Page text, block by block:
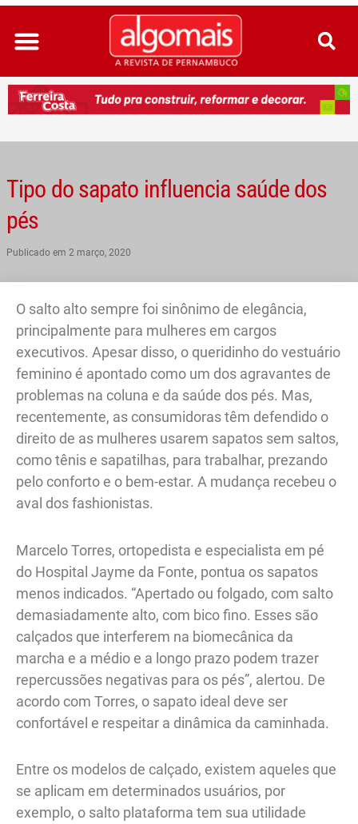
Ir
para
conteúdo
Tipo do sapato influencia saúde dos
pés
Publicado em 2 março, 2020
O salto alto sempre foi sinônimo de elegância,
principalmente para mulheres em cargos
executivos. Apesar disso, o queridinho do vestuário
feminino é apontado como um dos agravantes de
problemas na coluna e da saúde dos pés. Mas,
recentemente, as consumidoras têm defendido o
direito de as mulheres usarem sapatos sem saltos,
como tênis e sapatilhas, para trabalhar, prezando
pelo conforto e o bem-estar. A mudança recebeu o
aval dos fashionistas.
Marcelo Torres, ortopedista e especialista em pé
do Hospital Jayme da Fonte, pontua os sapatos
menos indicados. “Apertado ou folgado, com salto
demasiadamente alto, com bico fino. Esses são
calçados que interferem na biomecânica da
marcha e a médio e a longo prazo podem trazer
repercussões negativas para os pés”, alertou. De
acordo com Torres, o sapato ideal deve ser
confortável e respeitar a dinâmica da caminhada.
Entre os modelos de calçado, existem aqueles que
se aplicam em determinados usuários, por
exemplo, o salto plataforma tem sua utilidade